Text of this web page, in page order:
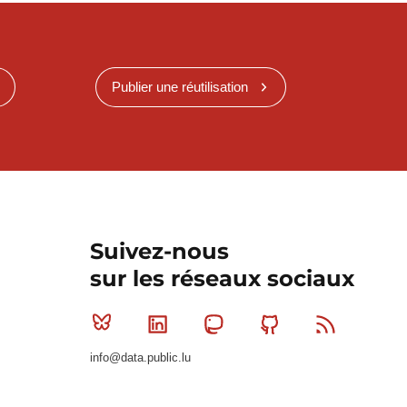
Publier une réutilisation
Suivez-nous
sur les réseaux sociaux
Bluesky Linkedin MastodonGithub
info@data.public.lu